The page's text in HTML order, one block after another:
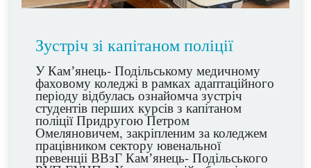
Зустріч зі капітаном поліції
У Камʼянець- Подільському медичному
фаховому коледжі в рамках адаптаційного
періоду відбулась ознайомча зустріч
студентів перших курсів з капітаном
поліції Придругою Петром
Омеляновичем, закріпленим за коледжем
працівником сектору ювенальної
превенціі ВВзГ Камʼянець- Подільського